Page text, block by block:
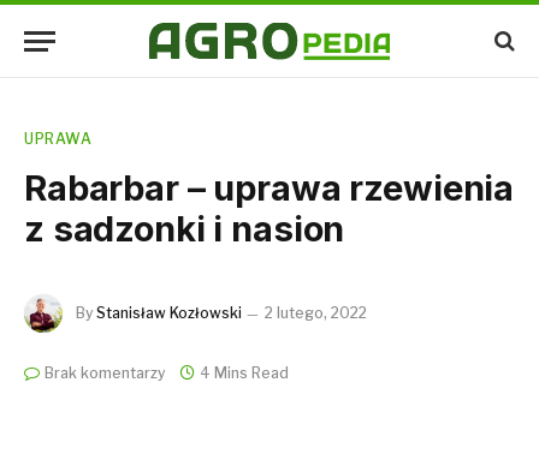
UPRAWA
Rabarbar – uprawa rzewienia
z sadzonki i nasion
By Stanisław Kozłowski 2 lutego, 2022
Brak komentarzy 4 Mins Read